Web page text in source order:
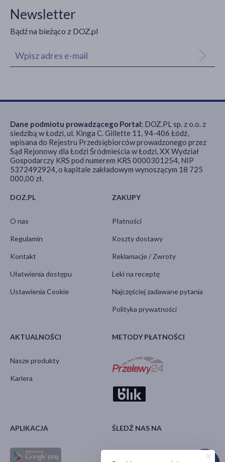
Newsletter
Bądź na bieżąco z DOZ.pl
DOZ.PL
O nas
Regulamin
Kontakt
Ułatwienia dostępu
Ustawienia Cookie
ZAKUPY
Płatności
Koszty dostawy
Reklamacje / Zwroty
Leki na receptę
Najczęściej zadawane pytania
Polityka prywatności
AKTUALNOŚCI
Nasze produkty
Kariera
METODY PŁATNOŚCI
APLIKACJA ŚLEDŹ NAS NA
Dane podmiotu prowadzącego Portal: DOZ.PL sp. z o.o. z
siedzibą w Łodzi, ul. Kinga C. Gillette 11, 94-406 Łódź,
wpisana do Rejestru Przedsiębiorców prowadzonego przez
Sąd Rejonowy dla Łodzi Śródmieścia w Łodzi, XX Wydział
Gospodarczy KRS pod numerem KRS 0000301254, NIP
5372492924, o kapitale zakładowym wynoszącym 18 725
000,00 zł.